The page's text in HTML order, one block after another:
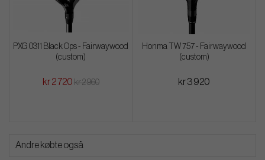
PXG 0311 Black Ops - Fairwaywood
(custom)
kr 2 720 kr 2 960
Honma TW 757 - Fairwaywood
(custom)
kr 3 920
Andre købte også